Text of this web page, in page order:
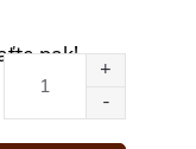
pak!